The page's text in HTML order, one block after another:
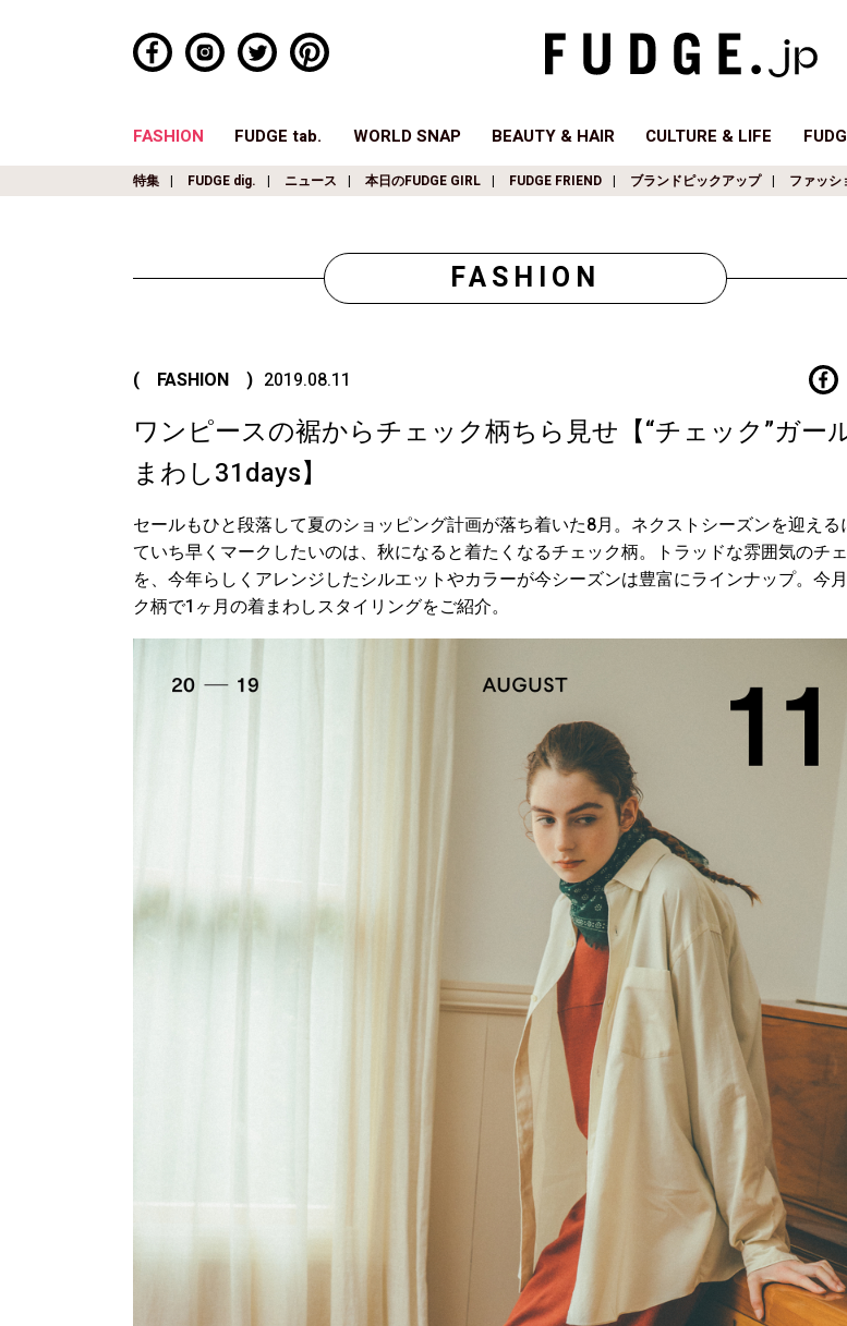
FASHION FUDGE tab. WORLD SNAP BEAUTY & HAIR CULTURE & LIFE
特集 FUDGE dig. ニュース 本日のFUDGE GIRL FUDGE FRIEND ブランドピックアップ ファッシ
FASHION
( FASHION ) 2019.08.11
ワンピースの裾からチェック柄ちら見せ【“チェック”ガー
まわし31days】
セールもひと段落して夏のショッピング計画が落ち着いた8月。ネクストシーズンを迎える
ていち早くマークしたいのは、秋になると着たくなるチェック柄。トラッドな雰囲気のチ
を、今年らしくアレンジしたシルエットやカラーが今シーズンは豊富にラインナップ。今
ク柄で1ヶ月の着まわしスタイリングをご紹介。